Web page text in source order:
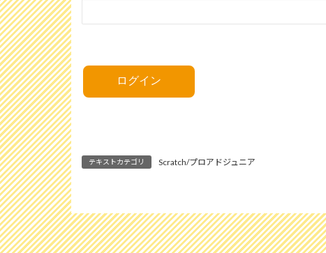
テキストカテゴリ Scratch/プロアドジュニア